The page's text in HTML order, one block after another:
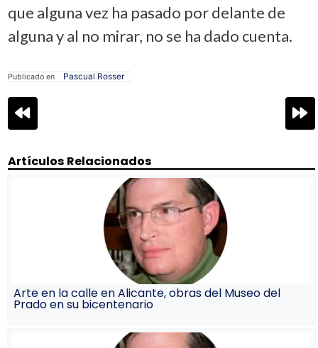
que alguna vez ha pasado por delante de
alguna y al no mirar, no se ha dado cuenta.
Publicado en Pascual Rosser
Navegación
de
entradas
Artículos Relacionados
Arte en la calle en Alicante, obras del Museo del
Prado en su bicentenario